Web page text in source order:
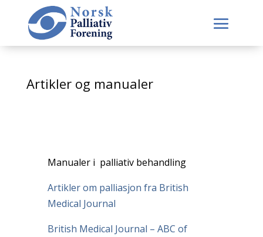
Artikler og manualer
Manualer i palliativ behandling
Artikler om palliasjon fra British
Medical Journal
British Medical Journal – ABC of